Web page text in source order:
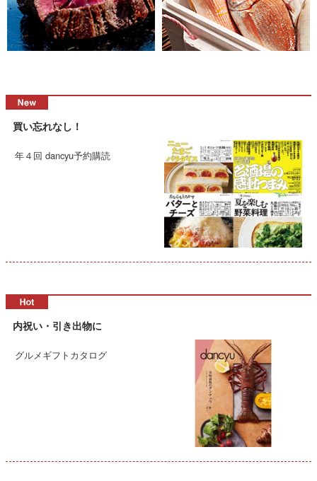
買い忘れなし！
年４回 dancyu予約購読
内祝い・引き出物に
グルメギフトカタログ